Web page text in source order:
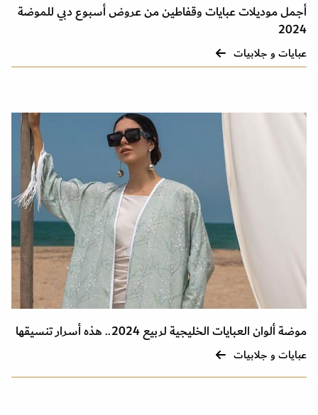
أجمل موديلات عبايات وقفاطين من عروض أسبوع دبي للموضة
2024
عبايات و جلابيات
موضة ألوان العبايات الخليجية لربيع 2024.. هذه أسرار تنسيقها
عبايات و جلابيات